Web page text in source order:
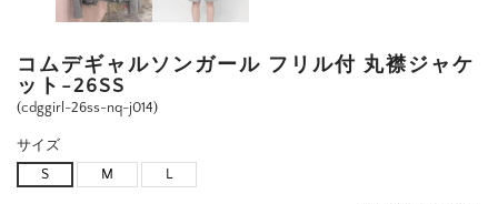
コムデギャルソンガール フリル付 丸襟ジャケ
ット-26SS
(cdggirl-26ss-nq-j014)
サイズ
S
M L